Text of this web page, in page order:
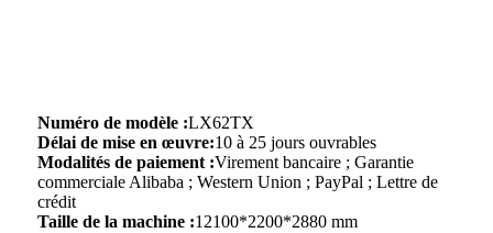
Numéro de modèle :LX62TX
Délai de mise en œuvre:10 à 25 jours ouvrables
Modalités de paiement :Virement bancaire ; Garantie
commerciale Alibaba ; Western Union ; PayPal ; Lettre de
crédit
Taille de la machine :12100*2200*2880 mm